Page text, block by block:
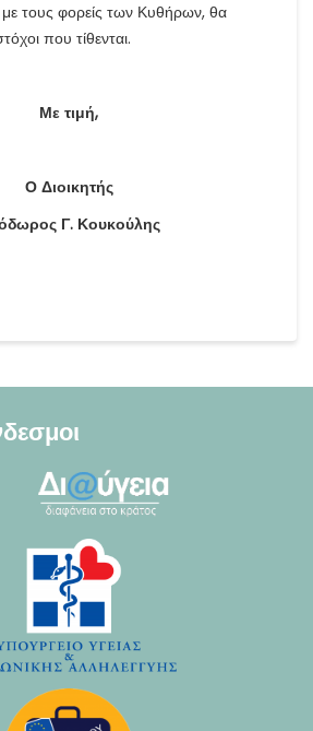
τους φορείς των Κυθήρων, θα
που τίθενται.
Με τιμή,
Ο Διοικητής
Γ. Κουκούλης